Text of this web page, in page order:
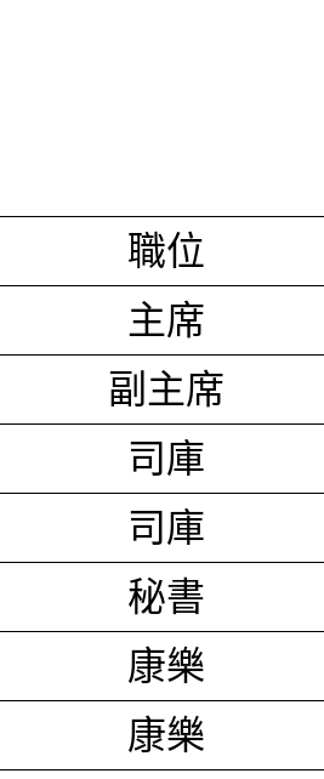
職位
主席
副主席
司庫
司庫
秘書
康樂
康樂